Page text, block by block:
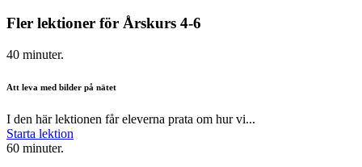
Fler lektioner för Årskurs 4-6
40 minuter.
Att leva med bilder på nätet
I den här lektionen får eleverna prata om hur vi...
Starta lektion
60 minuter.